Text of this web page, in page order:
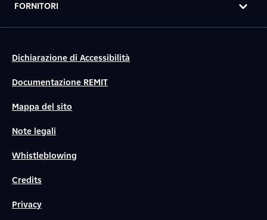
FORNITORI
Dichiarazione di Accessibilità
Documentazione REMIT
Mappa del sito
Note legali
Whistleblowing
Credits
Privacy